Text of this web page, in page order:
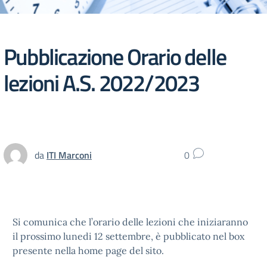
Pubblicazione Orario delle
lezioni A.S. 2022/2023
da ITI Marconi 0
Si comunica che l’orario delle lezioni che iniziaranno
il prossimo lunedi 12 settembre, è pubblicato nel box
presente nella home page del sito.